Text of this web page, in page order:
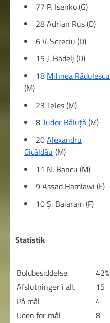
77 P. Isenko (G)
28 Adrian Rus (D)
6 V. Screciu (D)
15 J. Badelj (D)
18 Mihnea Rădulescu
(M)
23 Teles (M)
8Tudor Băluță(M)
20Alexandru
Cicâldău (M)
11 N. Bancu (M)
9 Assad Hamlawi (F)
10 Ș. Baiaram (F)
Statistik
Boldbesiddelse
42%
Afslutninger i alt
15
På mål
4
Uden for mål
8